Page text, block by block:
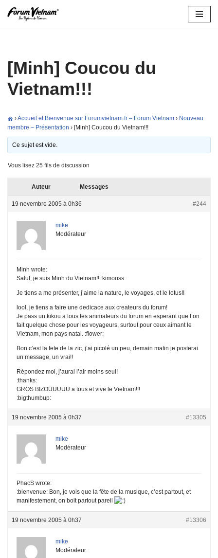
[Minh] Coucou du
Vietnam!!!
›Accueil et Bienvenue sur Forumvietnam.fr – Forum Vietnam › Nouveau
membre – Présentation › [Minh] Coucou du Vietnam!!!
Ce sujet est vide.
Vous lisez 25 fils de discussion
Auteur Messages
19 novembre 2005 à 0h36 #244
mike
Modérateur
Minh wrote:
Salut, je suis Minh du Vietnam!! :kimouss:
Je tiens a me présenter, j’aime la nature, le voyages, et le lotus!!
lool, je tiens a faire une dedicace aux createurs du forum!
Je pass un kikou a tous les animateurs du forum en esperant que l’on
fait quelque chose pour les voyageurs, surtout pour ceux aimant le
Vietnam, mon pays natal. :flower:
Bon c’est la fete de la zic, j’ai picolé un peu, demain matin je posterai
un message, un vrai!!
Répondez moi, j’aurai l’air moins seul!
:thanks:
GROS BIZOUUUUU a tous et vive le Vietnam!!!
:bigthumbup:
19 novembre 2005 à 0h37 #13305
mike
Modérateur
PhacS wrote:
:bienvenue: Bon, je vois que la fête de la musique, c’est partout, et
manifestement, on boit partout pareil
19 novembre 2005 à 0h37 #13306
mike
Modérateur